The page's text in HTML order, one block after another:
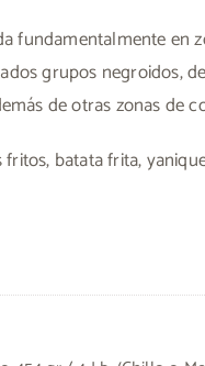
fundamentalmente en
grupos negroidos,
de otras zonas de
batata frita,